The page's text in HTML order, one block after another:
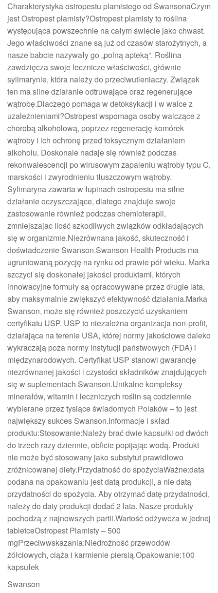
Charakterystyka ostropestu plamistego od SwansonaCzym
jest Ostropest plamisty?Ostropest plamisty to roślina
występująca powszechnie na całym świecie jako chwast.
Jego właściwości znane są już od czasów starożytnych, a
nasze babcie nazywały go „polną apteką”. Roślina
zawdzięcza swoje lecznicze właściwości, głównie
sylimarynie, która należy do przeciwutleniaczy. Związek
ten ma silne działanie odtruwające oraz regenerujące
wątrobę.Dlaczego pomaga w detoksykacji i w walce z
uzależnieniami?Ostropest wspomaga osoby walczące z
chorobą alkoholową, poprzez regenerację komórek
wątroby i ich ochronę przed toksycznym działaniem
alkoholu. Doskonale nadaje się również podczas
rekonwalescencji po wirusowym zapaleniu wątroby typu C,
marskości i zwyrodnieniu tłuszczowym wątroby.
Sylimaryna zawarta w łupinach ostropestu ma silne
działanie oczyszczające, dlatego znajduje swoje
zastosowanie również podczas chemioterapii,
zmniejszajac ilość szkodliwych związków odkładających
się w organizmie.Niezrównana jakość, skuteczność i
doświadczenie Swanson.Swanson Health Products ma
ugruntowaną pozycję na rynku od prawie pół wieku. Marka
szczyci się doskonałej jakości produktami, których
innowacyjne formuły są opracowywane przez długie lata,
aby maksymalnie zwiększyć efektywność działania.Marka
Swanson, może się również poszczycić uzyskaniem
certyfikatu USP. USP to niezależna organizacja non-profit,
działająca na terenie USA, której normy jakościowe daleko
wykraczają poza normy instytucji państwowych (FDA) i
międzynarodowych. Certyfikat USP stanowi gwarancję
niezrównanej jakości i czystości składników znajdujących
się w suplementach Swanson.Unikalne kompleksy
minerałów, witamin i leczniczych roślin są codziennie
wybierane przez tysiące świadomych Polaków – to jest
największy sukces Swanson.Informacje i skład
produktu:Stosowanie:Należy brać dwie kapsułki od dwóch
do trzech razy dziennie, obficie popijając wodą. Produkt
nie może być stosowany jako substytut prawidłowo
zróżnicowanej diety.Przydatność do spożyciaWażne:data
podana na opakowaniu jest datą produkcji, a nie datą
przydatności do spożycia. Aby otrzymać datę przydatności,
należy do daty produkcji dodać 2 lata. Nasze produkty
pochodzą z najnowszych partii.Wartość odżywcza w jednej
tabletceOstropest Plamisty – 500
mgPrzeciwwskazania:Niedrożność przewodów
żółciowych, ciąża i karmienie piersią.Opakowanie:100
kapsułek
Swanson